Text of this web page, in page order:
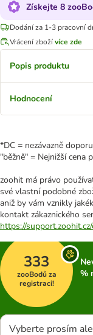
Získejte 8
Dodání za 1-3 pracovní
Vrácení zbožívíce zde
Popis produktu
Hodnocení
*DC = nezávazně
"běžně" = Nejnižší cena
zoohit má právo
své vlastní podobné
aniž by vám vznikly
kontakt zákaznického
https://
333
zooBodů za
registraci!
%
Vyberte prosím